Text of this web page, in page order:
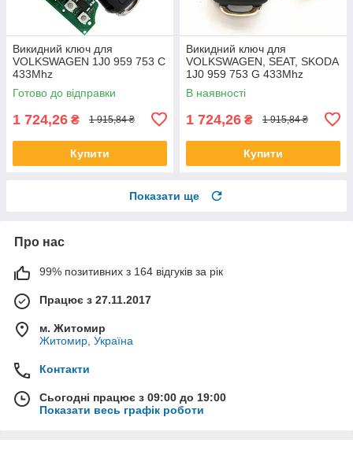
Викидний ключ для
VOLKSWAGEN 1J0 959 753 C
433Mhz
Готово до відправки
1 724,26 ₴ 1 915,84 ₴
Купити
Викидний ключ для
VOLKSWAGEN, SEAT, SKODA
1J0 959 753 G 433Mhz
В наявності
1 724,26 ₴ 1 915,84 ₴
Купити
Показати ще
Про нас
99% позитивних з 164 відгуків за рік
Працює з 27.11.2017
м. Житомир
Житомир, Україна
Контакти
Сьогодні працює з 09:00 до 19:00
Показати весь графік роботи